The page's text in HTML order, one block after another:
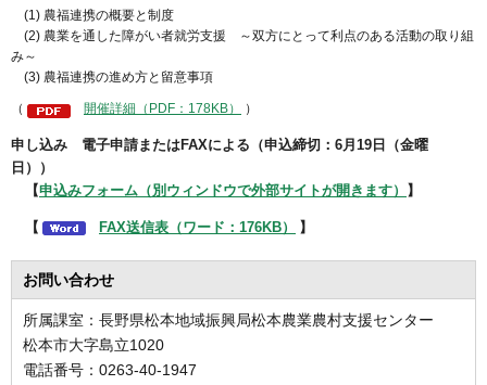
(1) 農福連携の概要と制度
(2) 農業を通した障がい者就労支援 ～双方にとって利点のある活動の取り組
み～
(3) 農福連携の進め方と留意事項
（ 開催詳細（PDF：178KB） ）
申し込み 電子申請またはFAXによる（申込締切：6月19日（金曜
日））
【申込みフォーム（別ウィンドウで外部サイトが開きます） 】
【 FAX送信表（ワード：176KB） 】
お問い合わせ
所属課室：長野県松本地域振興局松本農業農村支援センター
松本市大字島立1020
電話番号：0263-40-1947